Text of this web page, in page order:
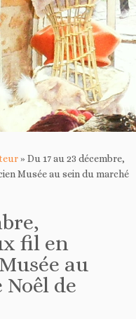
» Du 17 au 23 décembre,
Musée au sein du marché
fil en
au
de